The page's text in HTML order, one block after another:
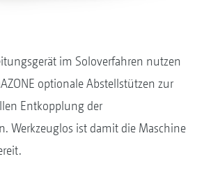
im Soloverfahren nutzen
optionale Abstellstützen zur
Entkopplung der
Werkzeuglos ist damit die Maschine